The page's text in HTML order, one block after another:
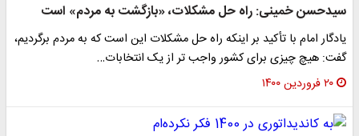
سیدحسن خمینی: راه حل مشکلات، «بازگشت به مردم» است
یادگار امام با تأکید بر اینکه راه حل مشکلات این است که به مردم برگردیم،
گفت: هیچ چیزی برای کشور واجب تر از یک انتخابات…
۲۰ فروردین ۱۴۰۰